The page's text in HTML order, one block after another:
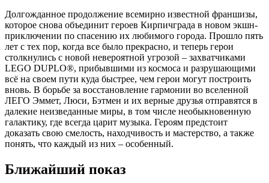
Долгожданное продолжение всемирно известной франшизы,
которое снова объединит героев Кирпичграда в новом экшн-
приключении по спасению их любимого города. Прошло пять
лет с тех пор, когда все было прекрасно, и теперь герои
столкнулись с новой невероятной угрозой – захватчиками
LEGO DUPLO®, прибывшими из космоса и разрушающими
всё на своем пути куда быстрее, чем герои могут построить
вновь. В борьбе за восстановление гармонии во вселенной
ЛЕГО Эммет, Люси, Бэтмен и их верные друзья отправятся в
далекие неизведанные миры, в том числе необыкновенную
галактику, где всегда царит музыка. Героям предстоит
доказать свою смелость, находчивость и мастерство, а также
понять, что каждый из них – особенный.
Ближайший показ